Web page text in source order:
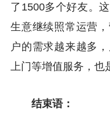
了1500多个好友。
生意继续照常运营
户的需求越来越多
上门等增值服务，也
结束语：